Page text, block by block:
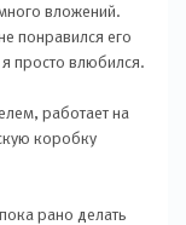
вложений.
понравился его
просто влюбился.
работает на
коробку
рано делать